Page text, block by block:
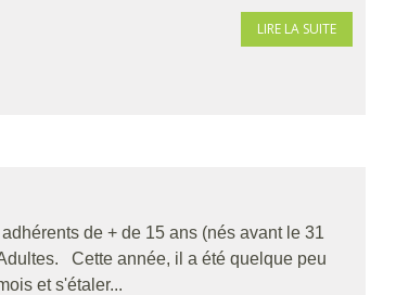
LIRE LA SUITE
de + de 15 ans (nés avant le 31
Cette année, il a été quelque peu
et s'étaler...